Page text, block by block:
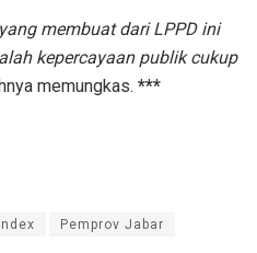
membuat dari LPPD ini
kepercayaan publik cukup
memungkas. ***
Pemprov Jabar